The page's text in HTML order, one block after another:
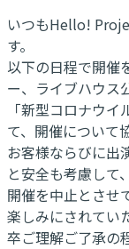
いつもHello!
す。
以下の日程で開催
ー、ライブハウス
「新型コロナウ
て、開催について
お客様ならびに出
と安全も考慮して、
開催を中止とさせ
楽しみにされてい
卒ご理解ご了承の